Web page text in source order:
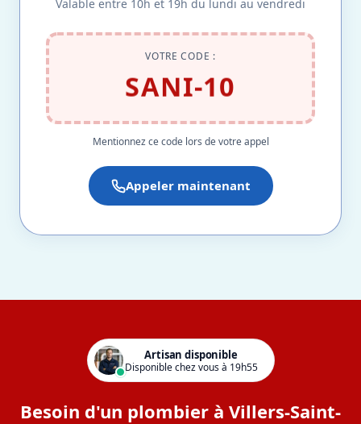
Valable entre 10h et 19h du lundi au vendredi
VOTRE CODE :
SANI-10
Mentionnez ce code lors de votre appel
Appeler maintenant
Artisan disponible
Disponible chez vous à 19h55
Besoin d'un plombier à Villers-Saint-